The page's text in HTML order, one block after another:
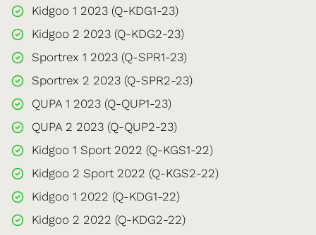
Kidgoo 1 2023 (Q-KDG1-23)
Kidgoo 2 2023 (Q-KDG2-23)
Sportrex 1 2023 (Q-SPR1-23)
Sportrex 2 2023 (Q-SPR2-23)
QUPA 1 2023 (Q-QUP1-23)
QUPA 2 2023 (Q-QUP2-23)
Kidgoo 1 Sport 2022 (Q-KGS1-22)
Kidgoo 2 Sport 2022 (Q-KGS2-22)
Kidgoo 1 2022 (Q-KDG1-22)
Kidgoo 2 2022 (Q-KDG2-22)